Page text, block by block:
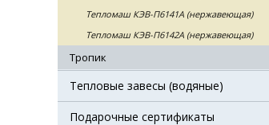
Тепломаш КЭВ-П6141А (нержавеющая)
Тепломаш КЭВ-П6142А (нержавеющая)
Тропик
Тепловые завесы (водяные)
Подарочные сертификаты